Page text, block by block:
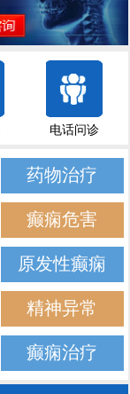
电话问诊
药物治疗
癫痫危害
原发性癫痫
精神异常
癫痫治疗